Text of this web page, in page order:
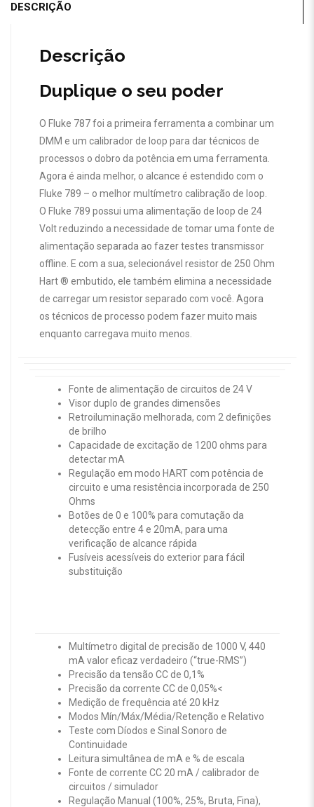
DESCRIÇÃO
Descrição
Duplique o seu poder
O Fluke 787 foi a primeira ferramenta a combinar um
DMM e um calibrador de loop para dar técnicos de
processos o dobro da potência em uma ferramenta.
Agora é ainda melhor, o alcance é estendido com o
Fluke 789 – o melhor multímetro calibração de loop.
O Fluke 789 possui uma alimentação de loop de 24
Volt reduzindo a necessidade de tomar uma fonte de
alimentação separada ao fazer testes transmissor
offline. E com a sua, selecionável resistor de 250 Ohm
Hart ® embutido, ele também elimina a necessidade
de carregar um resistor separado com você. Agora
os técnicos de processo podem fazer muito mais
enquanto carregava muito menos.
Fonte de alimentação de circuitos de 24 V
Visor duplo de grandes dimensões
Retroiluminação melhorada, com 2 definições
de brilho
Capacidade de excitação de 1200 ohms para
detectar mA
Regulação em modo HART com potência de
circuito e uma resistência incorporada de 250
Ohms
Botões de 0 e 100% para comutação da
detecção entre 4 e 20mA, para uma
verificação de alcance rápida
Fusíveis acessíveis do exterior para fácil
substituição
Multímetro digital de precisão de 1000 V, 440
mA valor eficaz verdadeiro (“true-RMS”)
Precisão da tensão CC de 0,1%
Precisão da corrente CC de 0,05%<
Medição de frequência até 20 kHz
Modos Mín/Máx/Média/Retenção e Relativo
Teste com Díodos e Sinal Sonoro de
Continuidade
Leitura simultânea de mA e % de escala
Fonte de corrente CC 20 mA / calibrador de
circuitos / simulador
Regulação Manual (100%, 25%, Bruta, Fina),